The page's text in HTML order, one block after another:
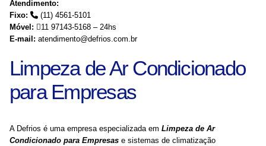
Atendimento:
Fixo:
(11) 4561-5101
Móvel:
11 97143-5168 – 24hs
E-mail: atendimento@defrios.com.br
Limpeza de Ar Condicionado
para Empresas
A Defrios é uma empresa especializada em Limpeza de Ar
Condicionado para Empresas e sistemas de climatização